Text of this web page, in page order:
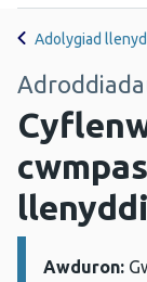
Adolygiad
Manylion:
Awduron: